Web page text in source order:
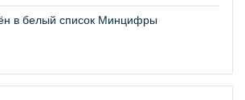
в белый список Минцифры